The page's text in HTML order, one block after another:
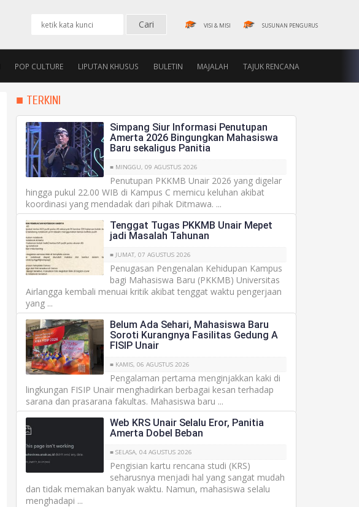
VISI & MISI SUSUNAN PENGURUS
POP CULTURE LIPUTAN KHUSUS BULETIN MAJALAH TAJUK RENCANA
■ TERKINI
Simpang Siur Informasi Penutupan
Amerta 2026 Bingungkan Mahasiswa
Baru sekaligus Panitia
■ MINGGU, 09 AGUSTUS 2026
Penutupan PKKMB Unair 2026 yang digelar
hingga pukul 22.00 WIB di Kampus C memicu keluhan akibat
koordinasi yang mendadak dari pihak Ditmawa. ...
Tenggat Tugas PKKMB Unair Mepet
jadi Masalah Tahunan
■ JUMAT, 07 AGUSTUS 2026
Penugasan Pengenalan Kehidupan Kampus
bagi Mahasiswa Baru (PKKMB) Universitas
Airlangga kembali menuai kritik akibat tenggat waktu pengerjaan
yang ...
Belum Ada Sehari, Mahasiswa Baru
Soroti Kurangnya Fasilitas Gedung A
FISIP Unair
■ KAMIS, 06 AGUSTUS 2026
Pengalaman pertama menginjakkan kaki di
lingkungan FISIP Unair menghadirkan berbagai kesan terhadap
sarana dan prasarana fakultas. Mahasiswa baru ...
Web KRS Unair Selalu Eror, Panitia
Amerta Dobel Beban
■ SELASA, 04 AGUSTUS 2026
Pengisian kartu rencana studi (KRS)
seharusnya menjadi hal yang sangat mudah
dan tidak memakan banyak waktu. Namun, mahasiswa selalu
menghadapi ...